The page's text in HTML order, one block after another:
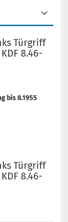
Türgriff
8.46-
bis 8.1955
Türgriff
8.46-